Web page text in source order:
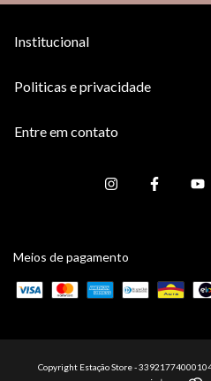
Institucional
Politicas e privacidade
Entre em contato
Meios de pagamento
Copyright Estação Store -